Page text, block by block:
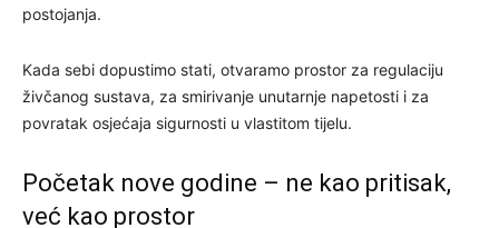
postojanja.
Kada sebi dopustimo stati, otvaramo prostor za regulaciju
živčanog sustava, za smirivanje unutarnje napetosti i za
povratak osjećaja sigurnosti u vlastitom tijelu.
Početak nove godine – ne kao pritisak,
već kao prostor